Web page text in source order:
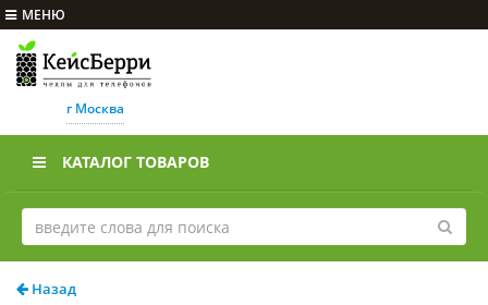
МЕНЮ
г Москва
КАТАЛОГ ТОВАРОВ
Назад